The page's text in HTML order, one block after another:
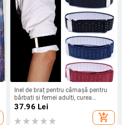
Inel de braț pentru cămașă pentru
bărbați și femei adulți, curea
antiderapantă, manșetă asortată,
inel elastic de înaltă calitate, inel de
mânecă european și american,
37.96 Lei
add_shopping_cart